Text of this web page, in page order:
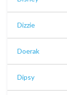
Dizzie
Doerak
Dipsy